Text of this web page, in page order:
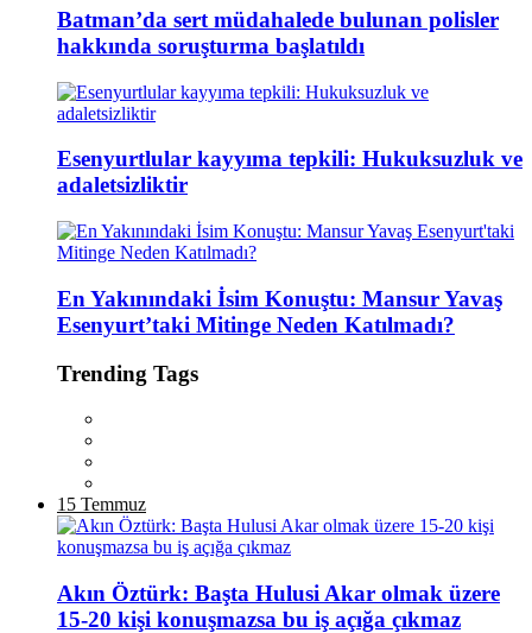
Batman’da sert müdahalede bulunan polisler
hakkında soruşturma başlatıldı
Esenyurtlular kayyıma tepkili: Hukuksuzluk ve
adaletsizliktir
En Yakınındaki İsim Konuştu: Mansur Yavaş
Esenyurt’taki Mitinge Neden Katılmadı?
Trending Tags
15 Temmuz
Akın Öztürk: Başta Hulusi Akar olmak üzere
15-20 kişi konuşmazsa bu iş açığa çıkmaz